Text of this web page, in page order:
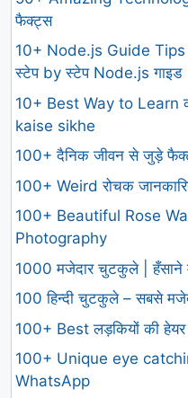
फैक्ट्स
10+ Node.js Guide Tips
स्टेप by स्टेप Node.js गाइड
10+ Best Way to Learn
kaise sikhe
100+ दैनिक जीवन से जुड़े
100+ Weird रोचक
100+ Beautiful Rose
Photography
1000 मजेदार चुटकुले | हँसाने
100 हिन्दी चुटकुले – सबसे
100+ Best लड़कियों की हेयर
100+ Unique eye
WhatsApp